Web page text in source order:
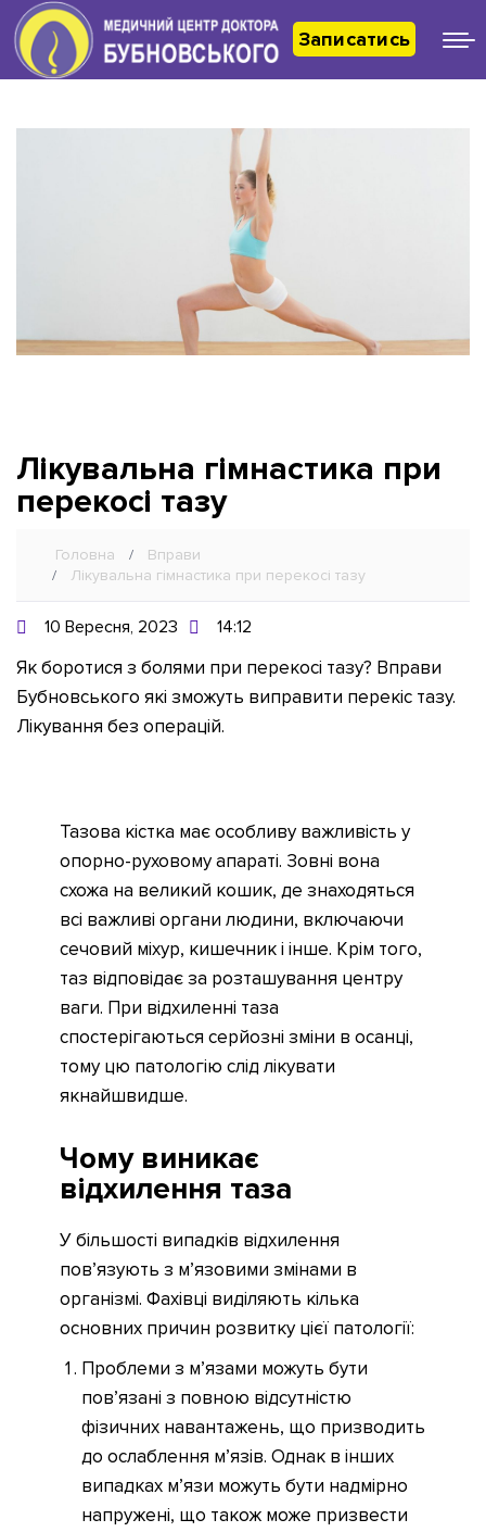
Записатись
Лікувальна гімнастика при
перекосі тазу
Ви тут:Головна
Вправи
Лікувальна гімнастика при перекосі тазу
10 Вересня, 2023 14:12
Як боротися з болями при перекосі тазу? Вправи
Бубновського які зможуть виправити перекіс тазу.
Лікування без операцій.
Тазова кістка має особливу важливість у
опорно-руховому апараті. Зовні вона
схожа на великий кошик, де знаходяться
всі важливі органи людини, включаючи
сечовий міхур, кишечник і інше. Крім того,
таз відповідає за розташування центру
ваги. При відхиленні таза
спостерігаються серйозні зміни в осанці,
тому цю патологію слід лікувати
якнайшвидше.
Чому виникає
відхилення таза
У більшості випадків відхилення
пов’язують з м’язовими змінами в
організмі. Фахівці виділяють кілька
основних причин розвитку цієї патології:
Проблеми з м’язами можуть бути
пов’язані з повною відсутністю
фізичних навантажень, що призводить
до ослаблення м’язів. Однак в інших
випадках м’язи можуть бути надмірно
напружені, що також може призвести